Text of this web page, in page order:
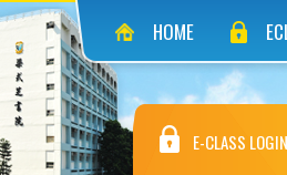
HOME
E-CLASS